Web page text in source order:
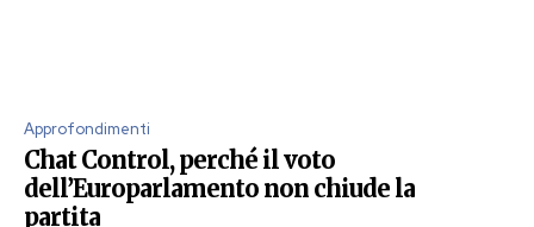
Approfondimenti
Chat Control, perché il voto
dell’Europarlamento non chiude la
partita